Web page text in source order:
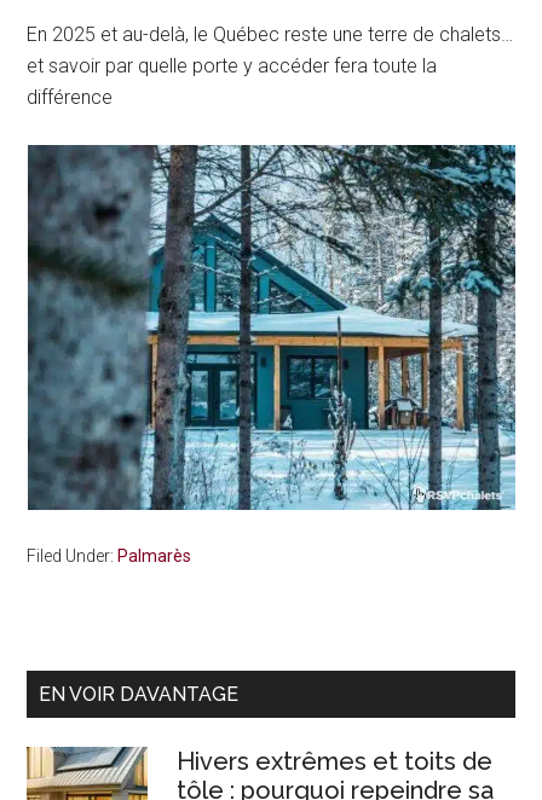
En 2025 et au-delà, le Québec reste une terre de chalets…
et savoir par quelle porte y accéder fera toute la
différence
Filed Under: Palmarès
Primary
EN VOIR DAVANTAGE
Hivers extrêmes et toits de
tôle : pourquoi repeindre sa